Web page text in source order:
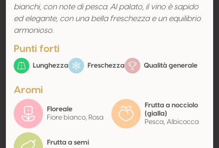
bianchi, con note di pesca. Al palato, il vino è sapido
ed elegante, con una bella freschezza e un equilibrio
armonioso.
Punti forti
Lunghezza Freschezza Qualità generale
Aromi
Floreale
Fiore bianco, Rosa
Frutta a nocciolo
(gialla)
Pesca, Albicocca
Frutta a semi